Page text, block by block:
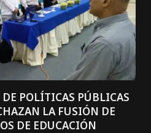
DE POLÍTICAS PÚBLICAS
LA FUSIÓN DE
DE EDUCACIÓN